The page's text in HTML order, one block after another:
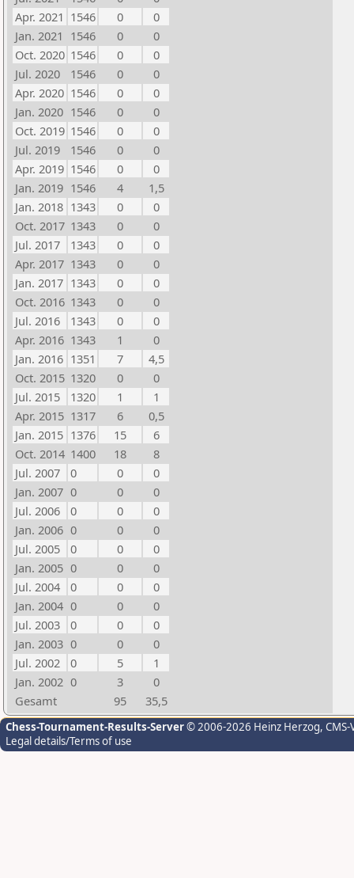
Apr. 2021 1546 0
0
Jan. 2021 1546 0
0
Oct. 2020 1546 0
0
Jul. 2020
1546 0
0
Apr. 2020 1546 0
0
Jan. 2020 1546 0
0
Oct. 2019 1546 0
0
Jul. 2019
1546 0
0
Apr. 2019 1546 0
0
Jan. 2019 1546 4
1,5
Jan. 2018 1343 0
0
Oct. 2017 1343 0
0
Jul. 2017
1343 0
0
Apr. 2017 1343 0
0
Jan. 2017 1343 0
0
Oct. 2016 1343 0
0
Jul. 2016
1343 0
0
Apr. 2016 1343 1
0
Jan. 2016 1351 7
4,5
Oct. 2015 1320 0
0
Jul. 2015
1320 1
1
Apr. 2015 1317 6
0,5
Jan. 2015 1376 15
6
Oct. 2014 1400 18
8
Jul. 2007
0 0
0
Jan. 2007 0 0
0
Jul. 2006
0 0
0
Jan. 2006 0 0
0
Jul. 2005
0 0
0
Jan. 2005 0 0
0
Jul. 2004
0 0
0
Jan. 2004 0 0
0
Jul. 2003
0 0
0
Jan. 2003 0 0
0
Jul. 2002
0 5
1
Jan. 2002 0 3
0
Gesamt
95 35,5
Chess-Tournament-Results-Server© 2006-2026 Heinz Herzog,
Legal details/Terms of use